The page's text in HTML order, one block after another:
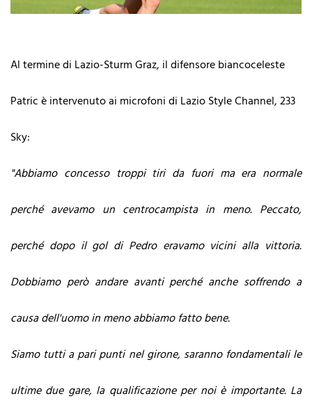
Al termine di Lazio-Sturm Graz, il difensore biancoceleste
Patric è intervenuto ai microfoni di Lazio Style Channel, 233
Sky:
"Abbiamo concesso troppi tiri da fuori ma era normale
perché avevamo un centrocampista in meno. Peccato,
perché dopoilgol di Pedro eravamo vicini alla vittoria.
Dobbiamo però andare avanti perché anche soffrendo a
causa dell'uomo in menoabbiamofatto bene.
Siamo tutti a pari punti nel girone, saranno fondamentali le
ultime due gare, la qualificazione per noi è importante. La